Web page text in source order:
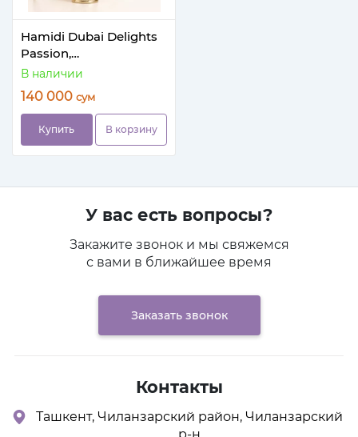
Hamidi Dubai Delights
Passion,
концентрированное
парфюмерное масло
В наличии
140 000 сум
Купить В корзину
У вас есть вопросы?
Закажите звонок и мы свяжемся
с вами в ближайшее время
Заказать звонок
Контакты
Ташкент, Чиланзарский район, Чиланзарский